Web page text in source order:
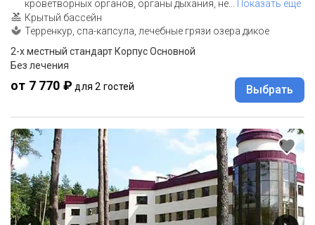
кроветворных органов, органы дыхания, не… Показать еще
Крытый бассейн
Терренкур, спа-капсула, лечебные грязи озера дикое
2-x местный стандарт Корпус Основной
Без лечения
от 7 770 ₽ для 2 гостей Выбрать